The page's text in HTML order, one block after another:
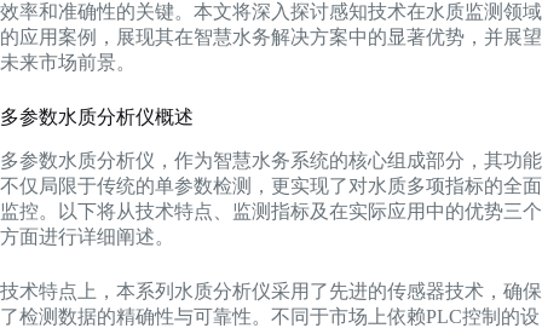
效率和准确性的关键。本文将深入探讨感知技术在水质监测领域
的应用案例，展现其在智慧水务解决方案中的显著优势，并展望
未来市场前景。
多参数水质分析仪概述
多参数水质分析仪，作为智慧水务系统的核心组成部分，其功能
不仅局限于传统的单参数检测，更实现了对水质多项指标的全面
监控。以下将从技术特点、监测指标及在实际应用中的优势三个
方面进行详细阐述。
技术特点上，本系列水质分析仪采用了先进的传感器技术，确保
了检测数据的精确性与可靠性。不同于市场上依赖PLC控制的设